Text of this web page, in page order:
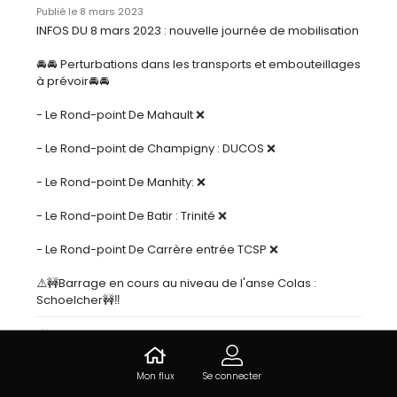
Publié le 8 mars 2023
INFOS DU 8 mars 2023 : nouvelle journée de mobilisation
🚘🚘 Perturbations dans les transports et embouteillages
à prévoir🚘🚘
- Le Rond-point De Mahault ❌
- Le Rond-point de Champigny : DUCOS ❌
- Le Rond-point De Manhity: ❌
- Le Rond-point De Batir : Trinité ❌
- Le Rond-point De Carrère entrée TCSP ❌
⚠️🚧Barrage en cours au niveau de l'anse Colas :
Schoelcher🚧‼️
J’aime
Mon flux Se connecter